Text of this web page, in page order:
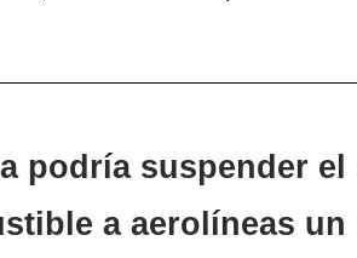
podría suspender
a aerolíneas un